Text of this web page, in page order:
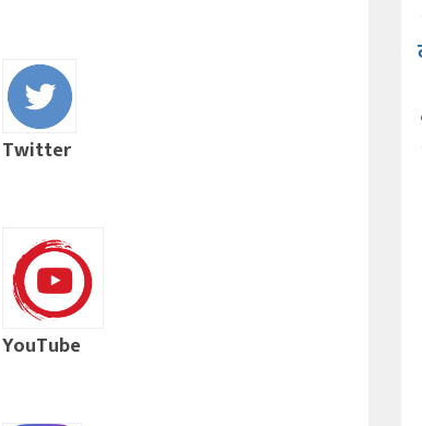
Twitter
YouTube